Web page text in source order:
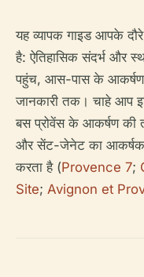
यह व्यापक गाइड आपके
है: ऐतिहासिक संदर्भ और
पहुंच, आस-पास के आकर्षण
जानकारी तक। चाहे आप
बस प्रोवेंस के आकर्षण की
और सेंट-जेनेट का आकर्षक
करता है (Provence 7;
Site; Avignon et